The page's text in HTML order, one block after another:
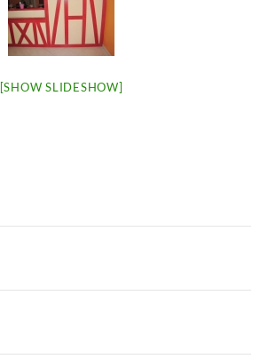
[SHOW SLIDESHOW]